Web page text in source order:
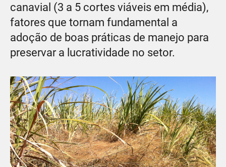
canavial (3 a 5 cortes viáveis em média),
fatores que tornam fundamental a
adoção de boas práticas de manejo para
preservar a lucratividade no setor.